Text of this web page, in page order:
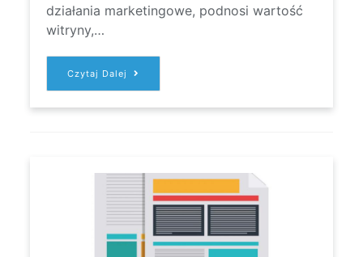
działania marketingowe, podnosi wartość
witryny,…
Czytaj Dalej
DLACZEGO
PROWADZIĆ
BLOGA